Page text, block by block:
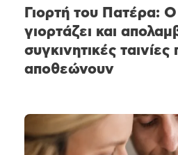
Γιορτή του Πατέρα:
γιορτάζει και
συγκινητικές ταινίες
αποθεώνουν